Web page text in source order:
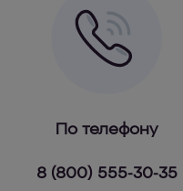
По телефону
8 (800) 555-30-35